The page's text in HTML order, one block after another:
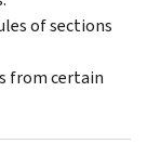
of sections
from certain